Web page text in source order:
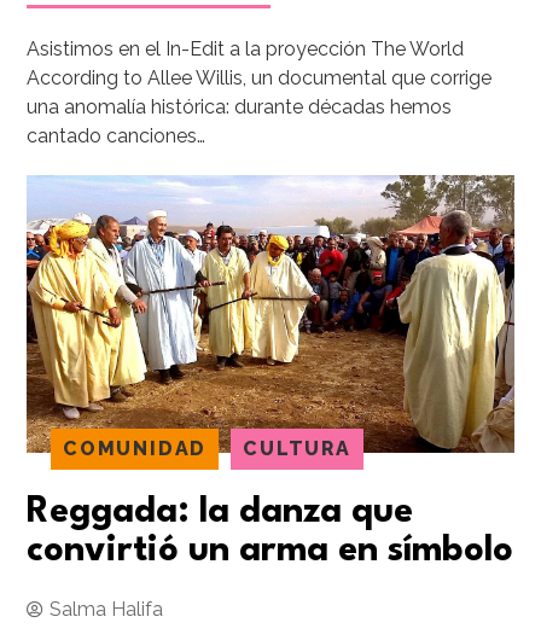
Asistimos en el In-Edit a la proyección The World
According to Allee Willis, un documental que corrige
una anomalía histórica: durante décadas hemos
cantado canciones…
COMUNIDAD CULTURA
Reggada: la danza que
convirtió un arma en símbolo
Salma Halifa